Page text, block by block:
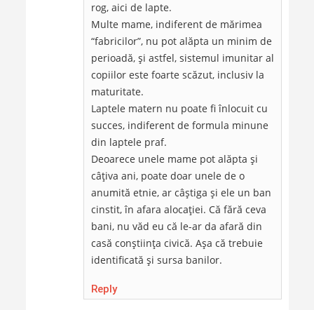
rog, aici de lapte.
Multe mame, indiferent de mărimea
“fabricilor”, nu pot alăpta un minim de
perioadă, şi astfel, sistemul imunitar al
copiilor este foarte scăzut, inclusiv la
maturitate.
Laptele matern nu poate fi înlocuit cu
succes, indiferent de formula minune
din laptele praf.
Deoarece unele mame pot alăpta şi
câţiva ani, poate doar unele de o
anumită etnie, ar câştiga şi ele un ban
cinstit, în afara alocaţiei. Că fără ceva
bani, nu văd eu că le-ar da afară din
casă conştiinţa civică. Aşa că trebuie
identificată şi sursa banilor.
Reply